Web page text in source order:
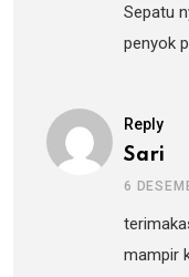
Sepatu
penyok
Reply
Sari
6
mampir